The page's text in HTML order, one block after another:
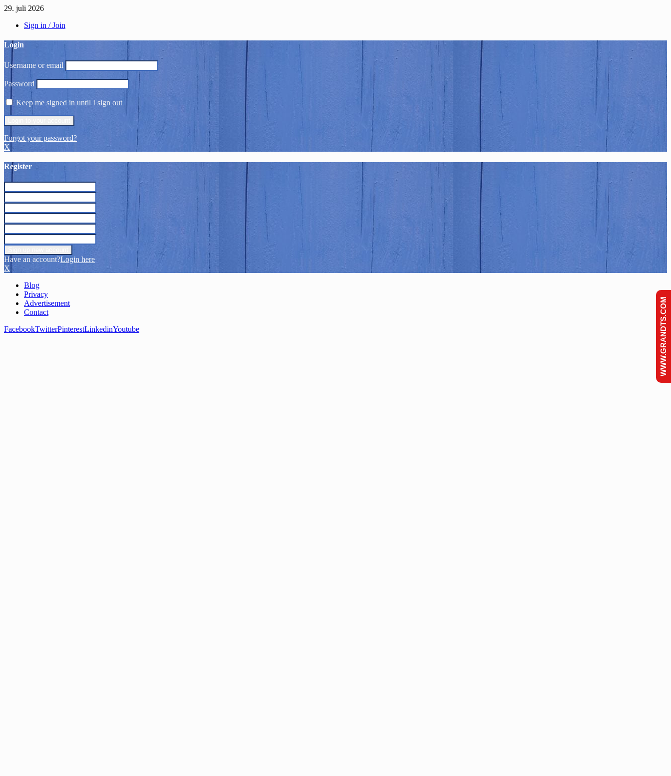
29. juli 2026
Sign in / Join
Login
Username or email
Password
Keep me signed in until I sign out
Forgot your password?
X
Register
Have an account?Login here
X
Blog
Privacy
Advertisement
Contact
FacebookTwitterPinterestLinkedinYoutube WWW.GRANDTS.COM